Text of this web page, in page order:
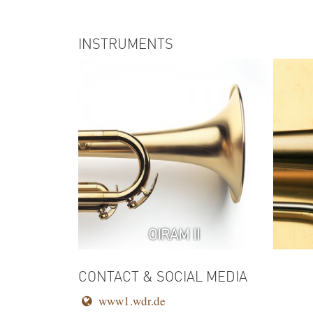
INSTRUMENTS
OIRAM II
CONTACT & SOCIAL MEDIA
www1.wdr.de